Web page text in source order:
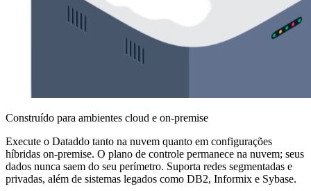
Construído para ambientes cloud e on-premise
Execute o Dataddo tanto na nuvem quanto em configurações
híbridas on-premise. O plano de controle permanece na nuvem; seus
dados nunca saem do seu perímetro. Suporta redes segmentadas e
privadas, além de sistemas legados como DB2, Informix e Sybase.